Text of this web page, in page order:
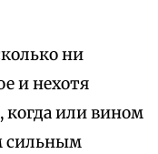
ни
и нехотя
когда или вином
сильным